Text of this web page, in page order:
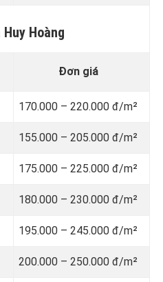
Hoàng
Đơn giá
170.000 – 220.000 đ/m²
155.000 – 205.000 đ/m²
175.000 – 225.000 đ/m²
180.000 – 230.000 đ/m²
195.000 – 245.000 đ/m²
200.000 – 250.000 đ/m²